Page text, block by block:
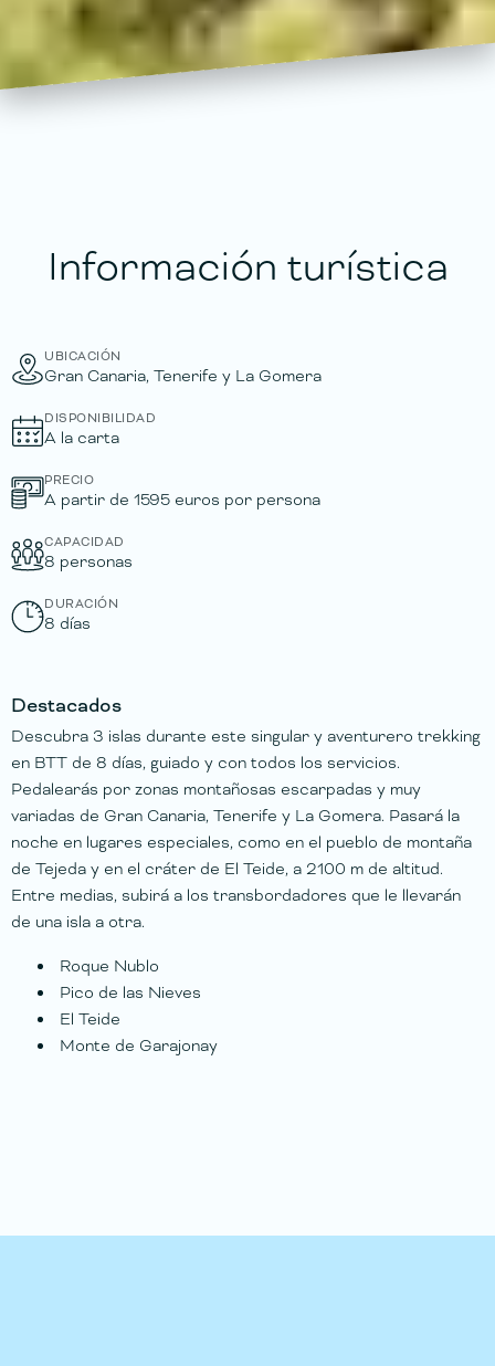
Información turística
UBICACIÓN
Gran Canaria, Tenerife y La Gomera
DISPONIBILIDAD
A la carta
PRECIO
A partir de 1595 euros por persona
CAPACIDAD
8 personas
DURACIÓN
8 días
Destacados
Descubra 3 islas durante este singular y aventurero trekking
en BTT de 8 días, guiado y con todos los servicios.
Pedalearás por zonas montañosas escarpadas y muy
variadas de Gran Canaria, Tenerife y La Gomera. Pasará la
noche en lugares especiales, como en el pueblo de montaña
de Tejeda y en el cráter de El Teide, a 2100 m de altitud.
Entre medias, subirá a los transbordadores que le llevarán
de una isla a otra.
Roque Nublo
Pico de las Nieves
El Teide
Monte de Garajonay